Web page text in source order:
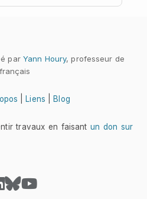
par Yann Houry, professeur de
français
Liens Blog
travaux en faisant un don sur